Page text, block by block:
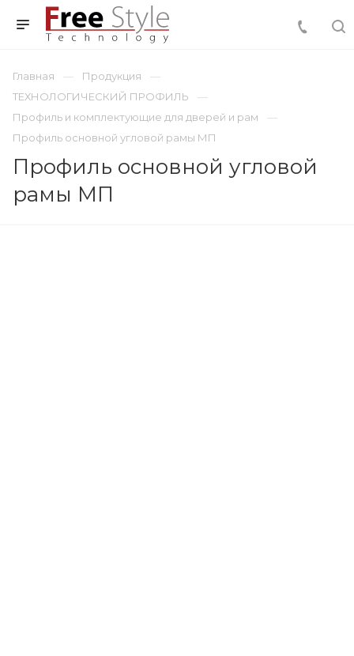
Главная
Продукция
ТЕХНОЛОГИЧЕСКИЙ ПРОФИЛЬ
Профиль и комплектующие для дверей и рам
Профиль основной угловой рамы МП
Профиль основной угловой
рамы МП